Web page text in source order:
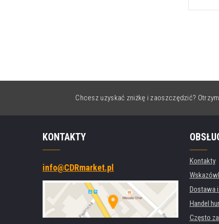
Chcesz uzyskać zniżkę i zaoszczędzić?
KONTAKTY
info@CDRmarket.pl
Kontakty
Dostawa
Handel
Często